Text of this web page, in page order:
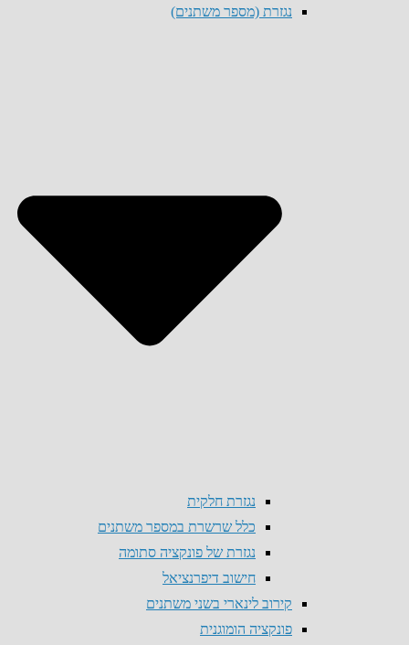
נגזרת (מספר משתנים)
נגזרת חלקית
כלל שרשרת במספר משתנים
נגזרת של פונקציה סתומה
חישוב דיפרנציאל
קירוב לינארי בשני משתנים
פונקציה הומוגנית